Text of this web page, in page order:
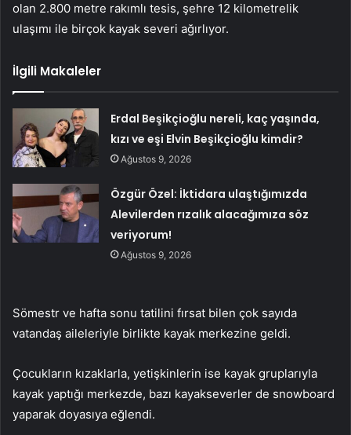
olan 2.800 metre rakımlı tesis, şehre 12 kilometrelik
ulaşımı ile birçok kayak severi ağırlıyor.
İlgili Makaleler
Erdal Beşikçioğlu nereli, kaç yaşında,
kızı ve eşi Elvin Beşikçioğlu kimdir?
Ağustos 9, 2026
Özgür Özel: İktidara ulaştığımızda
Alevilerden rızalık alacağımıza söz
veriyorum!
Ağustos 9, 2026
Sömestr ve hafta sonu tatilini fırsat bilen çok sayıda
vatandaş aileleriyle birlikte kayak merkezine geldi.
Çocukların kızaklarla, yetişkinlerin ise kayak gruplarıyla
kayak yaptığı merkezde, bazı kayakseverler de snowboard
yaparak doyasıya eğlendi.